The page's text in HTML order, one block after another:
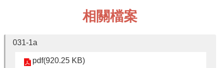
中
相關檔案
031-1a
pdf(920.25 KB)